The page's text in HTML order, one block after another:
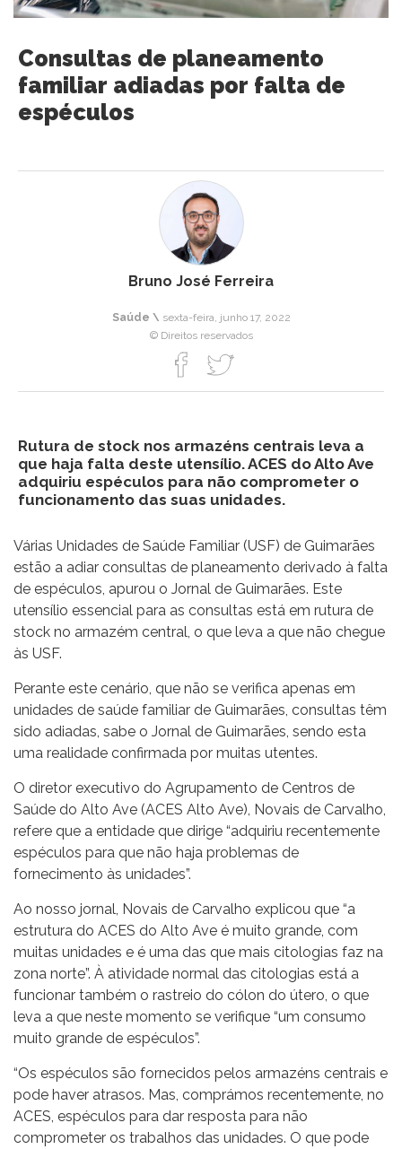
Consultas de planeamento
familiar adiadas por falta de
espéculos
Bruno José Ferreira
Saúde \ sexta-feira, junho 17, 2022
© Direitos reservados
Rutura de stock nos armazéns centrais leva a
que haja falta deste utensílio. ACES do Alto Ave
adquiriu espéculos para não comprometer o
funcionamento das suas unidades.
Várias Unidades de Saúde Familiar (USF) de Guimarães
estão a adiar consultas de planeamento derivado à falta
de espéculos, apurou o Jornal de Guimarães. Este
utensílio essencial para as consultas está em rutura de
stock no armazém central, o que leva a que não chegue
às USF.
Perante este cenário, que não se verifica apenas em
unidades de saúde familiar de Guimarães, consultas têm
sido adiadas, sabe o Jornal de Guimarães, sendo esta
uma realidade confirmada por muitas utentes.
O diretor executivo do Agrupamento de Centros de
Saúde do Alto Ave (ACES Alto Ave), Novais de Carvalho,
refere que a entidade que dirige “adquiriu recentemente
espéculos para que não haja problemas de
fornecimento às unidades”.
Ao nosso jornal, Novais de Carvalho explicou que “a
estrutura do ACES do Alto Ave é muito grande, com
muitas unidades e é uma das que mais citologias faz na
zona norte”. À atividade normal das citologias está a
funcionar também o rastreio do cólon do útero, o que
leva a que neste momento se verifique “um consumo
muito grande de espéculos”.
“Os espéculos são fornecidos pelos armazéns centrais e
pode haver atrasos. Mas, comprámos recentemente, no
ACES, espéculos para dar resposta para não
comprometer os trabalhos das unidades. O que pode